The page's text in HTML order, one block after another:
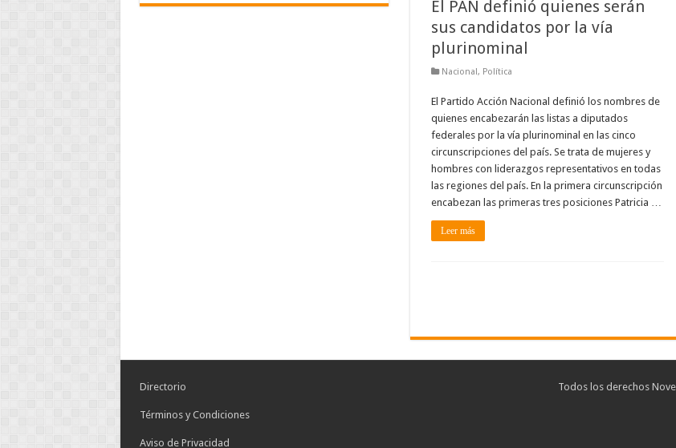
El PAN definió quienes serán
sus candidatos por la vía
plurinominal
Nacional, Política
El Partido Acción Nacional definió los nombres de
quienes encabezarán las listas a diputados
federales por la vía plurinominal en las cinco
circunscripciones del país. Se trata de mujeres y
hombres con liderazgos representativos en todas
las regiones del país. En la primera circunscripción
encabezan las primeras tres posiciones Patricia …
Leer más
Todos los derechos
Directorio
Términos y Condiciones
Aviso de Privacidad